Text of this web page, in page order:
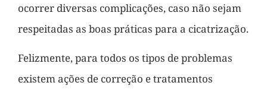
ocorrer diversas complicações, caso não sejam
respeitadas as boas práticas para a cicatrização.
Felizmente, para todos os tipos de problemas
existem ações de correção e tratamentos